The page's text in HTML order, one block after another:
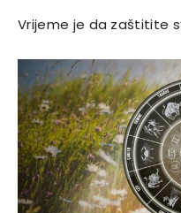
Vrijeme je da zaštitite